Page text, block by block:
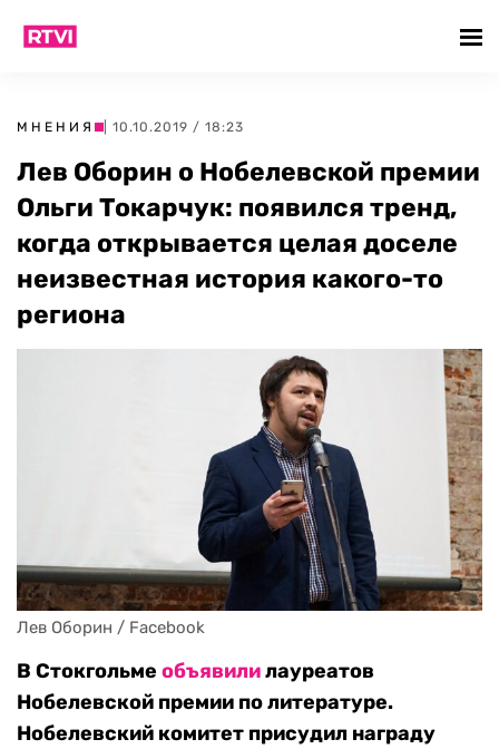
МНЕНИЯ | 10.10.2019 / 18:23
Лев Оборин о Нобелевской премии
Ольги Токарчук: появился тренд,
когда открывается целая доселе
неизвестная история какого-то
региона
Лев Оборин / Facebook
В Стокгольме объявилилауреатов
Нобелевской премии по литературе.
Нобелевский комитет присудил награду